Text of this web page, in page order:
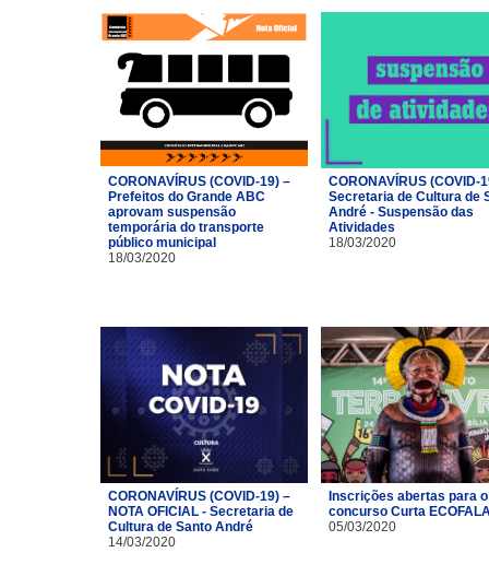
CORONAVÍRUS (COVID-19) –
Prefeitos do Grande ABC
aprovam suspensão
temporária do transporte
público municipal
18/03/2020
CORONAVÍRUS (COVID-
Secretaria de Cultura de
André - Suspensão das
Atividades
18/03/2020
CORONAVÍRUS (COVID-19) –
NOTA OFICIAL - Secretaria de
Cultura de Santo André
14/03/2020
Inscrições abertas para o
concurso Curta
05/03/2020